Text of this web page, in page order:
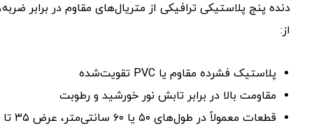
دنده پنج پلاستیکی ترافیکی از متریال‌های مقاوم در برابر
از:
پلاستیک فشرده مقاوم یا PVC تقویت‌شده
مقاومت بالا در برابر تابش نور خورشید و رطوبت
قطعات معمولاً در طول‌های ۵۰ یا ۶۰ سانتی‌متر، عرض ۳۵ تا